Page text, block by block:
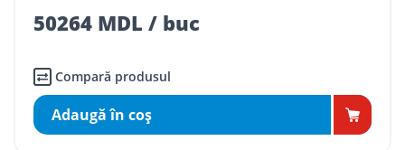
50264 MDL / buc
Compară produsul
Adaugă în coş